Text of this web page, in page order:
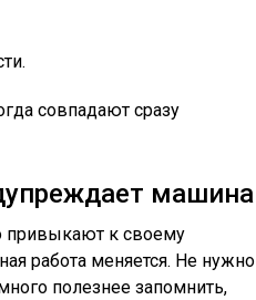
совпадают сразу
машина
привыкают к своему
работа меняется. Не нужно
полезнее запомнить,